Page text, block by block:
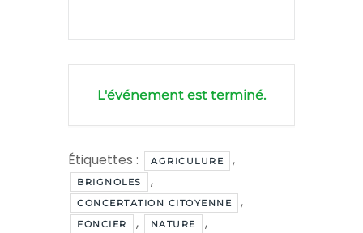
L'événement est terminé.
Étiquettes : AGRICULURE ,
BRIGNOLES ,
CONCERTATION CITOYENNE ,
FONCIER , NATURE ,